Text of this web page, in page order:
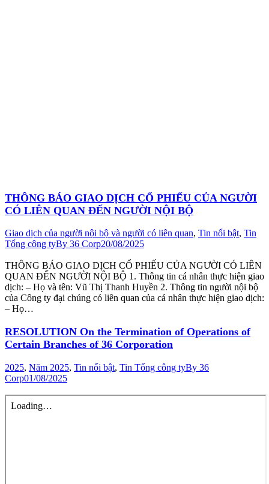
THÔNG BÁO GIAO DỊCH CỔ PHIẾU CỦA NGƯỜI
CÓ LIÊN QUAN ĐẾN NGƯỜI NỘI BỘ
Giao dịch của người nội bộ và người có liên quan, Tin nổi bật, Tin
Tổng công tyBy 36 Corp20/08/2025
THÔNG BÁO GIAO DỊCH CỔ PHIẾU CỦA NGƯỜI CÓ LIÊN
QUAN ĐẾN NGƯỜI NỘI BỘ 1. Thông tin cá nhân thực hiện giao
dịch: – Họ và tên: Vũ Thị Thanh Huyền 2. Thông tin người nội bộ
của Công ty đại chúng có liên quan của cá nhân thực hiện giao dịch:
– Họ…
RESOLUTION On the Termination of Operations of
Certain Branches of 36 Corporation
2025, Năm 2025, Tin nổi bật, Tin Tổng công tyBy 36
Corp01/08/2025